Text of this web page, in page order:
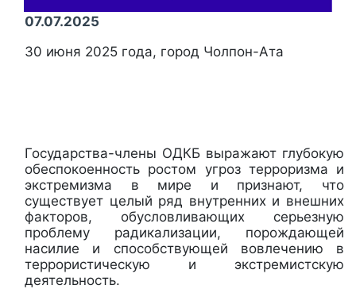
07.07.2025
30 июня 2025 года, город Чолпон-Ата
Государства-члены ОДКБ выражают глубокую
обеспокоенность ростом угроз терроризма и
экстремизма в мире и признают, что
существует целый ряд внутренних и внешних
факторов, обусловливающих серьезную
проблему радикализации, порождающей
насилие и способствующей вовлечению в
террористическую и экстремистскую
деятельность.